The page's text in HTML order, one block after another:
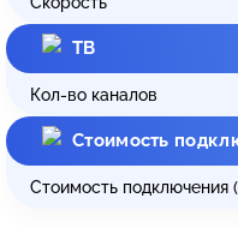
ТВ
Кол-во каналов
Стоимость
Стоимость подключения